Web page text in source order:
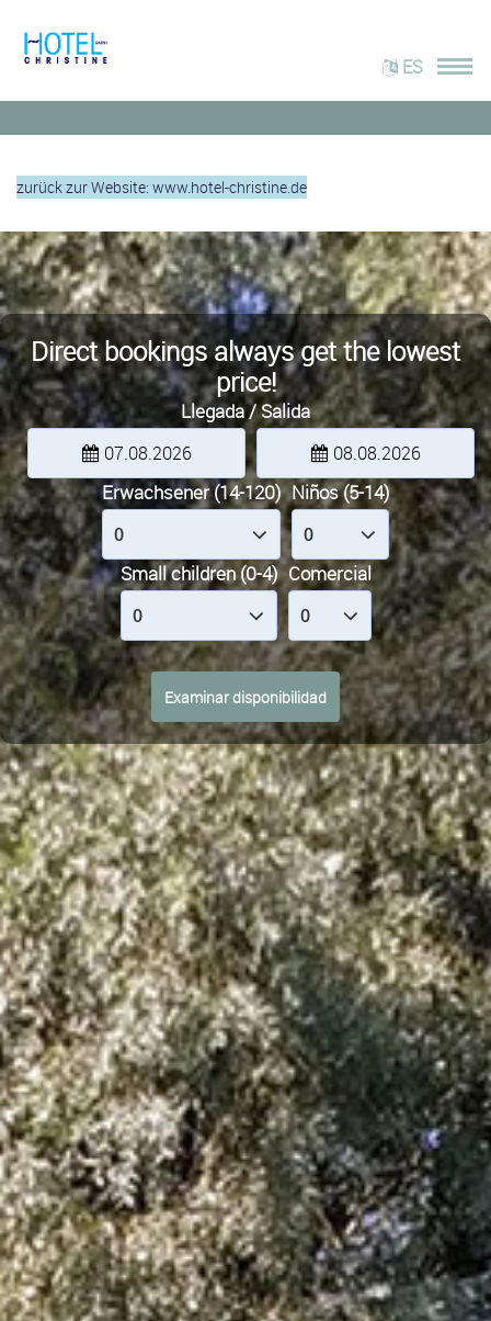
ES
zurück zur Website: www.hotel-christine.de
Direct bookings always get the lowest
price!
Llegada / Salida
07.08.2026 08.08.2026
Erwachsener (14-120) Niños (5-14)
Small children (0-4) Comercial